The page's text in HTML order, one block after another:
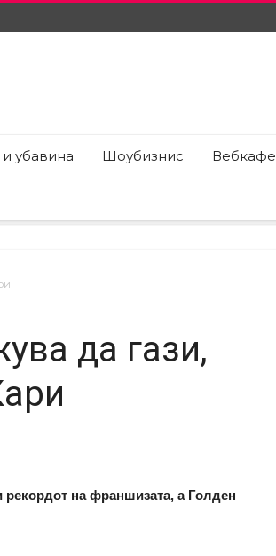
убавина Шоубизнис Вебкафе
да гази,
рекордот на франшизата, а Голден